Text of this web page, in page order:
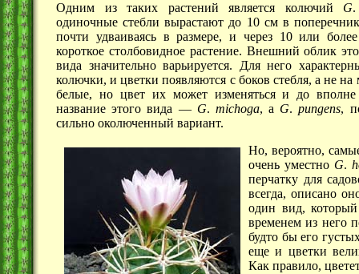
Одним из таких растений является колючий G
одиночные стебли вырастают до 10 смв
почти удваиваясь в размере, и через 10 или
короткое столбовидное растение. Внешний облик
вида значительно варьируется. Для него
колючки, и цветки появляются с боков стебля, а не
белые, но цвет их может изменяться и до вполне
название этоговида — G. michoga, а G.pungens,
сильно околюченный вариант.
Но, вероятно,
очень уместно G.
перчатку для
всегда, описано
один вид,
временем из него
будто бы его
еще и цветки
Как правило,